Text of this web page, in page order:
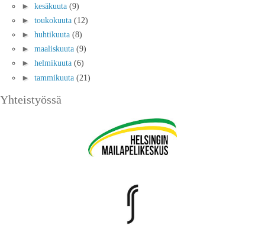
► kesäkuuta (9)
► toukokuuta (12)
► huhtikuuta (8)
► maaliskuuta (9)
► helmikuuta (6)
► tammikuuta (21)
Yhteistyössä